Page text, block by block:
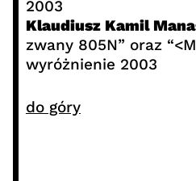
2003
Klaudiusz Kamil
zwany 805N” oraz
wyróżnienie 2003
do góry